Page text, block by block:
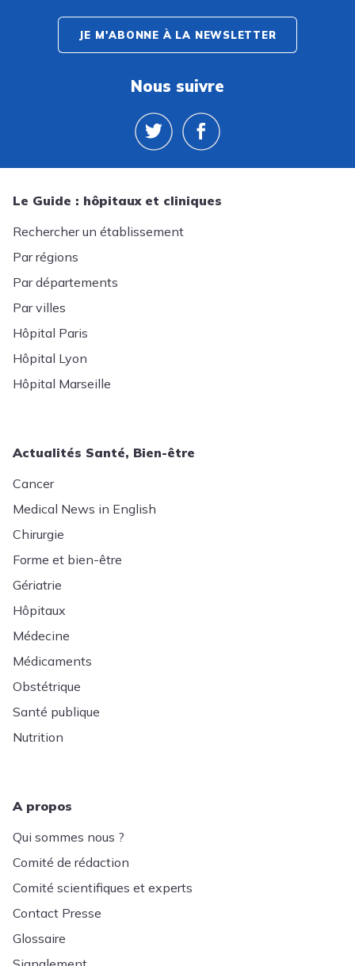
JE M'ABONNE À LA NEWSLETTER
Nous suivre
Le Guide : hôpitaux et cliniques
Rechercher un établissement
Par régions
Par départements
Par villes
Hôpital Paris
Hôpital Lyon
Hôpital Marseille
Actualités Santé, Bien-être
Cancer
Medical News in English
Chirurgie
Forme et bien-être
Gériatrie
Hôpitaux
Médecine
Médicaments
Obstétrique
Santé publique
Nutrition
A propos
Qui sommes nous ?
Comité de rédaction
Comité scientifiques et experts
Contact Presse
Glossaire